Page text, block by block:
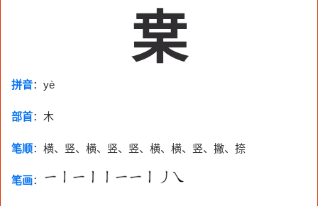
枽
拼音：yè
部首： 木
笔顺：横、竖、横、竖、竖、横、横、竖、撇、捺
笔画：